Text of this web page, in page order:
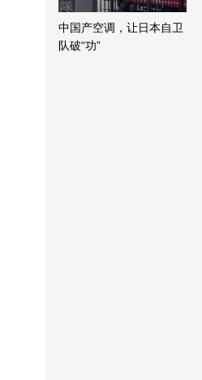
中国产空调，让日本自卫
队破“功”